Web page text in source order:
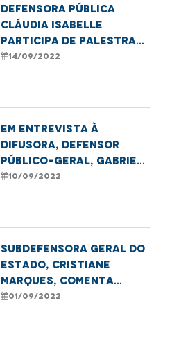
Defensora pública
Cláudia Isabelle
participa de palestra
em Alusão ao Agosto
14/09/2022
Em entrevista à
Difusora, defensor
público-geral, Gabriel
Furtado, fala sobre
10/09/2022
Subdefensora Geral do
Estado, Cristiane
Marques, comenta
sobre a ação da
01/09/2022